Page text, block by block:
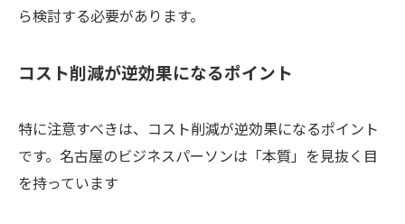
ら検討する必要があります。
コスト削減が逆効果になるポイント
特に注意すべきは、コスト削減が逆効果になるポイント
です。名古屋のビジネスパーソンは「本質」を見抜く目
を持っています